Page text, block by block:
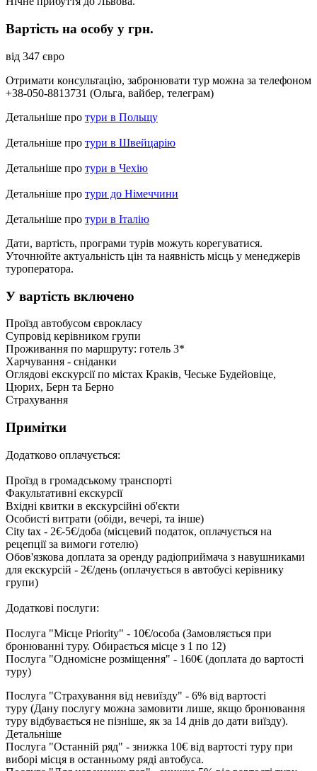
Вартість на особу у грн.
від 347 євро
Отримати консультацію, забронювати тур можна за телефоном
+38-050-8813731 (Ольга, вайбер, телеграм)
Детальніше про тури в Польщу
Детальніше про тури в Швейцарію
Детальніше про тури в Чехію
Детальніше про тури до Німеччини
Детальніше про тури в Італію
Дати, вартість, програми турів можуть корегуватися.
Уточнюйте актуальність цін та наявність місць у менеджерів
туроператора.
У вартість включено
Проїзд автобусом єврокласу
Супровід керівником групи
Проживання по маршруту: готель 3*
Харчування - сніданки
Оглядові екскурсії по містах Краків, Чеське Будейовіце,
Цюрих, Берн та Берно
Страхування
Примітки
Додатково оплачується:
Проїзд в громадському транспорті
Факультативні екскурсії
Вхідні квитки в екскурсійні об'єкти
Особисті витрати (обіди, вечері, та інше)
City tax - 2€-5€/доба (місцевий податок, оплачується на
рецепції за вимоги готелю)
Обов'язкова доплата за оренду радіоприймача з навушниками
для екскурсій - 2€/день (оплачується в автобусі керівнику
групи)
Додаткові послуги:
Послуга "Місце Priority" - 10€/особа (Замовляється при
бронюванні туру. Обирається місце з 1 по 12)
Послуга "Одномісне розміщення" - 160€ (доплата до вартості
туру)
Послуга "Страхування від невиїзду" - 6% від вартості
туру (Дану послугу можна замовити лише, якщо бронювання
туру відбувається не пізніше, як за 14 днів до дати виїзду).
Детальніше
Послуга "Останній ряд" - знижка 10€ від вартості туру при
виборі місця в останньому ряді автобуса.